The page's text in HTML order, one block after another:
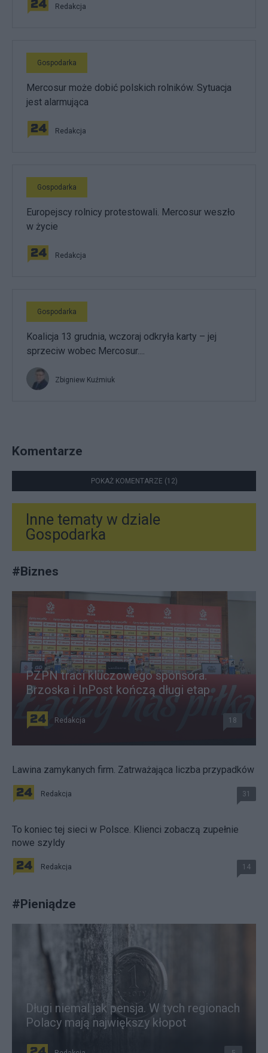
Redakcja
Gospodarka
Mercosur może dobić polskich rolników. Sytuacja
jest alarmująca
Redakcja
Gospodarka
Europejscy rolnicy protestowali. Mercosur weszło
w życie
Redakcja
Gospodarka
Koalicja 13 grudnia, wczoraj odkryła karty – jej
sprzeciw wobec Mercosur....
Zbigniew Kuźmiuk
Komentarze
POKAŻ KOMENTARZE (12)
Inne tematy w dziale
Gospodarka
#Biznes
PZPN traci kluczowego sponsora.
Brzoska i InPost kończą długi etap
Redakcja 18
Lawina zamykanych firm. Zatrważająca liczba przypadków
Redakcja 31
To koniec tej sieci w Polsce. Klienci zobaczą zupełnie
nowe szyldy
Redakcja 14
#Pieniądze
Długi niemal jak pensja. W tych regionach
Polacy mają największy kłopot